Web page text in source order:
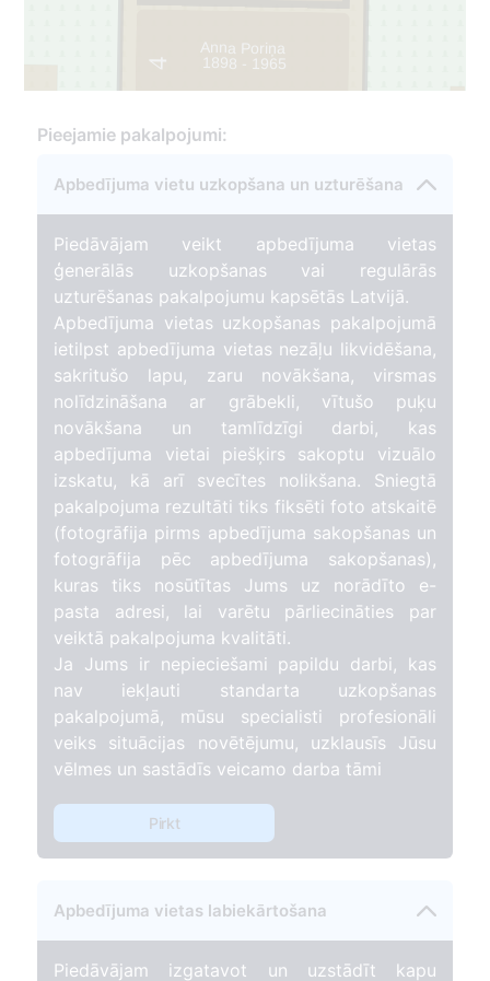
4
Anna Poriņa
1898 - 1965
Pieejamie pakalpojumi:
Apbedījuma vietu uzkopšana un uzturēšana
Piedāvājam veikt apbedījuma vietas
ģenerālās uzkopšanas vai regulārās
uzturēšanas pakalpojumu kapsētās Latvijā.
Apbedījuma vietas uzkopšanas pakalpojumā
ietilpst apbedījuma vietas nezāļu likvidēšana,
sakritušo lapu, zaru novākšana, virsmas
nolīdzināšana ar grābekli, vītušo puķu
novākšana un tamlīdzīgi darbi, kas
apbedījuma vietai piešķirs sakoptu vizuālo
izskatu, kā arī svecītes nolikšana. Sniegtā
pakalpojuma rezultāti tiks fiksēti foto atskaitē
(fotogrāfija pirms apbedījuma sakopšanas un
fotogrāfija pēc apbedījuma sakopšanas),
kuras tiks nosūtītas Jums uz norādīto e-
pasta adresi, lai varētu pārliecināties par
veiktā pakalpojuma kvalitāti.
Ja Jums ir nepieciešami papildu darbi, kas
nav iekļauti standarta uzkopšanas
pakalpojumā, mūsu specialisti profesionāli
veiks situācijas novētējumu, uzklausīs Jūsu
vēlmes un sastādīs veicamo darba tāmi
Pirkt
Apbedījuma vietas labiekārtošana
Piedāvājam izgatavot un uzstādīt kapu